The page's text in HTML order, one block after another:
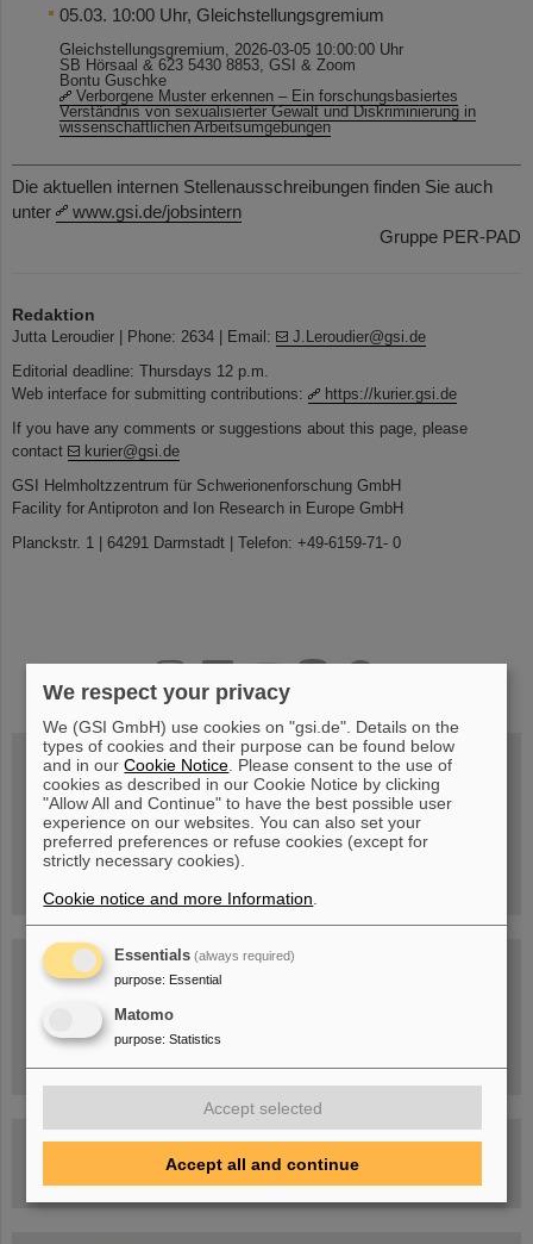
05.03. 10:00 Uhr, Gleichstellungsgremium
Gleichstellungsgremium, 2026-03-05 10:00:00 Uhr
SB Hörsaal & 623 5430 8853, GSI & Zoom
Bontu Guschke
Verborgene Muster erkennen – Ein forschungsbasiertes
Verständnis von sexualisierter Gewalt und Diskriminierung in
wissenschaftlichen Arbeitsumgebungen
Die aktuellen internen Stellenausschreibungen finden Sie auch
unter
www.gsi.de/jobsintern
Gruppe PER-PAD
Redaktion
Jutta Leroudier | Phone: 2634 | Email:
J.Leroudier@gsi.de
Editorial deadline: Thursdays 12 p.m.
Web interface for submitting contributions:
https://kurier.gsi.de
If you have any comments or suggestions about this page, please
contact
kurier@gsi.de
GSI Helmholtzzentrum für Schwerionenforschung GmbH
Facility for Antiproton and Ion Research in Europe GmbH
Planckstr. 1 | 64291 Darmstadt | Telefon: +49-6159-71- 0
instagramlinkedinyoutube
helmholtz.social
facebook
Mittwoch, 19.08.2026, 14 Uhr
Warum existiert nicht einfach nichts?
Hannah Elfner,
GSI/FAIR/Goethe-Universität
SCIENCE POP-UP
geöffnet Di – Fr,
Sa, 11.07.26, 10:30-16:00 Uhr
Ernst-Ludwig-Str. 22
FAIR-Trailer: Der Weg der Teilchen durch die
Beschleunigeranlage
We respect your privacy
We (GSI GmbH) use cookies on "gsi.de". Details on the
types of cookies and their purpose can be found below
and in ourCookie Notice . Please consent to the use of
cookies as described in our Cookie Notice by clicking
"Allow All and Continue" to have the best possible user
experience on our websites. You can also set your
preferred preferences or refuse cookies (except for
strictly necessary cookies).
Cookie notice and more Information
Essentials (always required)
purpose: Essential
Matomo
purpose: Statistics
Accept selected
Accept all and continue